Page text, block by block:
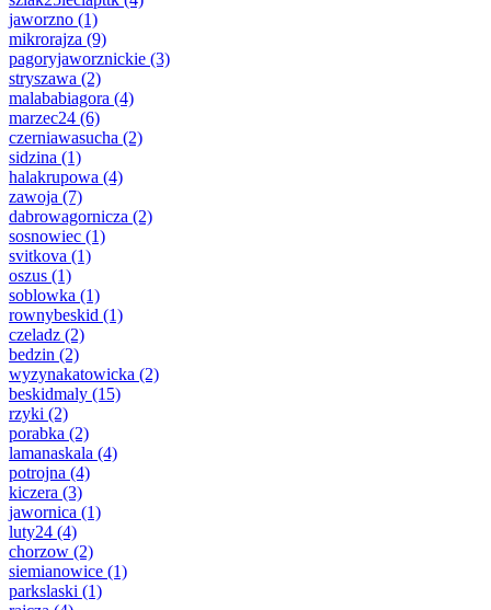
jaworzno (1)
mikrorajza (9)
pagoryjaworznickie (3)
stryszawa (2)
malababiagora (4)
marzec24 (6)
czerniawasucha (2)
sidzina (1)
halakrupowa (4)
zawoja (7)
dabrowagornicza (2)
sosnowiec (1)
svitkova (1)
oszus (1)
soblowka (1)
rownybeskid (1)
czeladz (2)
bedzin (2)
wyzynakatowicka (2)
beskidmaly (15)
rzyki (2)
porabka (2)
lamanaskala (4)
potrojna (4)
kiczera (3)
jawornica (1)
luty24 (4)
chorzow (2)
siemianowice (1)
parkslaski (1)